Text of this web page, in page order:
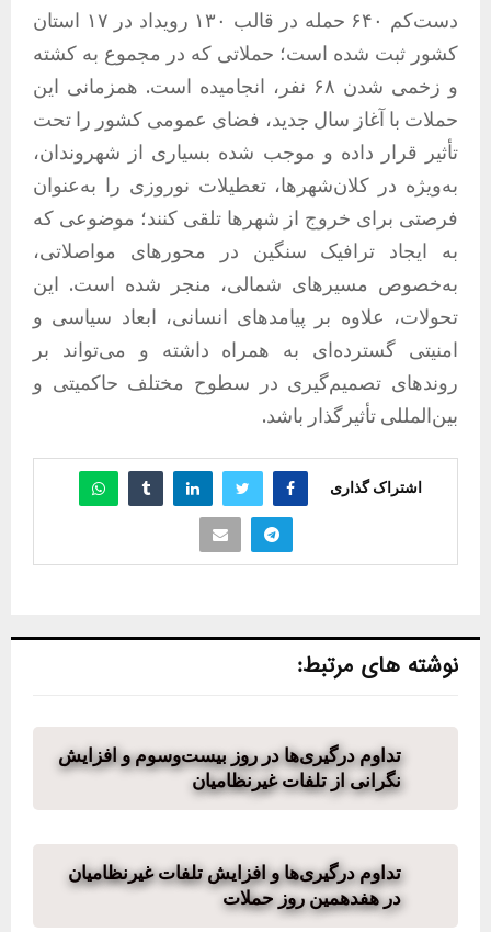
دست‌کم ۶۴۰ حمله در قالب ۱۳۰ رویداد در ۱۷ استان
کشور ثبت شده است؛ حملاتی که در مجموع به کشته
و زخمی شدن ۶۸ نفر، انجامیده است. همزمانی این
حملات با آغاز سال جدید، فضای عمومی کشور را تحت
تأثیر قرار داده و موجب شده بسیاری از شهروندان،
به‌ویژه در کلان‌شهرها، تعطیلات نوروزی را به‌عنوان
فرصتی برای خروج از شهرها تلقی کنند؛ موضوعی که
به ایجاد ترافیک سنگین در محورهای مواصلاتی،
به‌خصوص مسیرهای شمالی، منجر شده است. این
تحولات، علاوه بر پیامدهای انسانی، ابعاد سیاسی و
امنیتی گسترده‌ای به همراه داشته و می‌تواند بر
روندهای تصمیم‌گیری در سطوح مختلف حاکمیتی و
بین‌المللی تأثیرگذار باشد.
اشتراک گذاری
نوشته های مرتبط:
تداوم درگیری‌ها در روز بیست‌وسوم و افزایش
نگرانی از تلفات غیرنظامیان
تداوم درگیری‌ها و افزایش تلفات غیرنظامیان
در هفدهمین روز حملات